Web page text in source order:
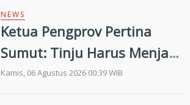
NEWS
Ketua Pengprov Pertina
Sumut: Tinju Harus Menjadi
Jalan Membangun Masa
Depan Generasi Muda
Kamis, 06 Agustus 2026 00:39 WIB